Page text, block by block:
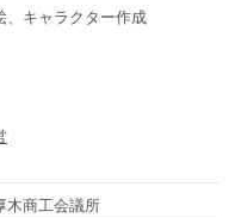
、キャラクター作成
木商工会議所